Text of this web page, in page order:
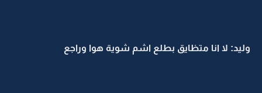
وليد: لا انا متظايق بطلع اشم شوية هوا وراجع